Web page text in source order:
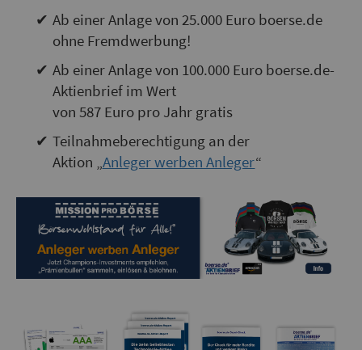
Ab einer Anlage von 25.000 Euro boerse.de
ohne Fremdwerbung!
Ab einer Anlage von 100.000 Euro boerse.de-
Aktienbrief im Wert
von 587 Euro pro Jahr gratis
Teilnahmeberechtigung an der
Aktion „Anleger werben Anleger“